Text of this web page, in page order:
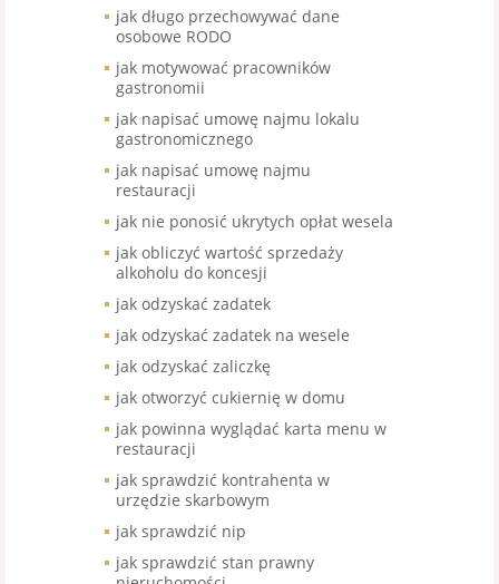
jak długo przechowywać dane
osobowe RODO
jak motywować pracowników
gastronomii
jak napisać umowę najmu lokalu
gastronomicznego
jak napisać umowę najmu
restauracji
jak nie ponosić ukrytych opłat wesela
jak obliczyć wartość sprzedaży
alkoholu do koncesji
jak odzyskać zadatek
jak odzyskać zadatek na wesele
jak odzyskać zaliczkę
jak otworzyć cukiernię w domu
jak powinna wyglądać karta menu w
restauracji
jak sprawdzić kontrahenta w
urzędzie skarbowym
jak sprawdzić nip
jak sprawdzić stan prawny